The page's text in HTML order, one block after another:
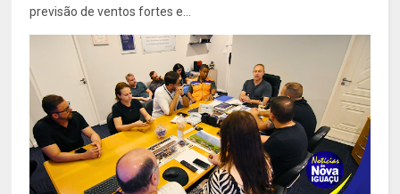
previsão de ventos fortes e...